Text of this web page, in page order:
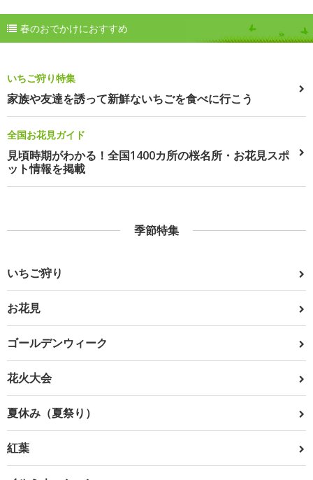
春のおでかけにおすすめ
いちご狩り特集
家族や友達を誘って新鮮ないちごを食べに行こう
全国お花見ガイド
見頃時期がわかる！全国1400カ所の桜名所・お花見スポ
ット情報を掲載
季節特集
いちご狩り
お花見
ゴールデンウィーク
花火大会
夏休み（夏祭り）
紅葉